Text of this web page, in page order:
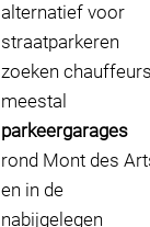
alternatief voor
straatparkeren
zoeken chauffeurs
meestal
parkeergarages
rond Mont des
en in de
nabijgelegen